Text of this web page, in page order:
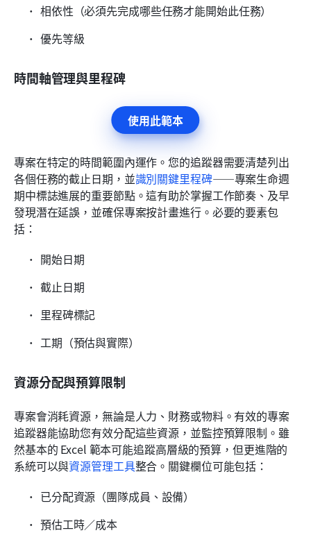
相依性（必須先完成哪些任務才能開始此任務）
優先等級
時間軸管理與里程碑
使用此範本
專案在特定的時間範圍內運作。您的追蹤器需要清楚列出
各個任務的截止日期，並識別關鍵里程碑——專案生命週
期中標誌進展的重要節點。這有助於掌握工作節奏、及早
發現潛在延誤，並確保專案按計畫進行。必要的要素包
括：
開始日期
截止日期
里程碑標記
工期（預估與實際）
資源分配與預算限制
專案會消耗資源，無論是人力、財務或物料。有效的專案
追蹤器能協助您有效分配這些資源，並監控預算限制。雖
然基本的 Excel 範本可能追蹤高層級的預算，但更進階的
系統可以與資源管理工具整合。關鍵欄位可能包括：
已分配資源（團隊成員、設備）
預估工時／成本